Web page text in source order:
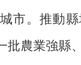
市。推動
批農業強縣